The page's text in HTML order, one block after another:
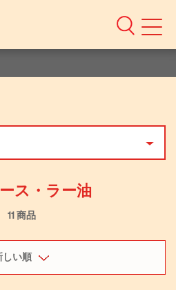
ス・ラー油
11 商品
しい順